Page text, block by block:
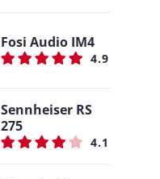
Fosi Audio IM4
4.9
Sennheiser RS
275
4.1